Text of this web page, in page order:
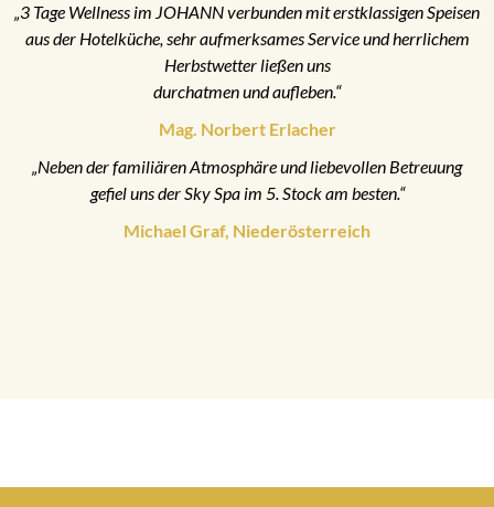
„3 Tage Wellness im JOHANN verbunden mit erstklassigen Speisen
aus der Hotelküche, sehr aufmerksames Service und herrlichem
Herbstwetter ließen uns
durchatmen und aufleben.“
Mag. Norbert Erlacher
„Neben der familiären Atmosphäre und liebevollen Betreuung
gefiel uns der Sky Spa im 5. Stock am besten.“
Michael Graf, Niederösterreich